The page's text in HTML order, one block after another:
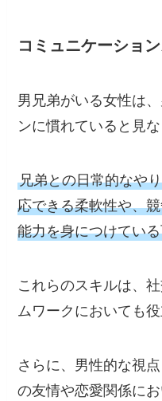
コミュニケーショ
男兄弟がいる女性は
ンに慣れていると見な
兄弟との日常的なや
応できる柔軟性や、
能力を身につけてい
これらのスキルは、
ムワークにおいても役
さらに、男性的な視
の友情や恋愛関係に